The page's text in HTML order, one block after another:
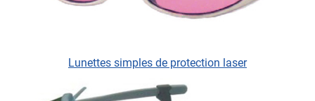
Lunettes simples de protection laser